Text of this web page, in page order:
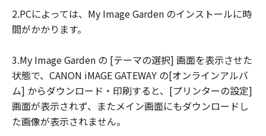
2.PCによっては、My Image Garden のインストールに時
間がかかります。
3.My Image Garden の [テーマの選択] 画面を表示させた
状態で、CANON iMAGE GATEWAY の[オンラインアルバ
ム] からダウンロード・印刷すると、[プリンターの設定]
画面が表示されず、またメイン画面にもダウンロードし
た画像が表示されません。